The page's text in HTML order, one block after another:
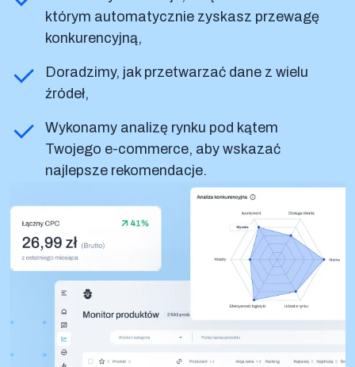
którym automatycznie zyskasz przewagę
konkurencyjną,
Doradzimy, jak przetwarzać dane z wielu
źródeł,
Wykonamy analizę rynku pod kątem
Twojego e-commerce, aby wskazać
najlepsze rekomendacje.